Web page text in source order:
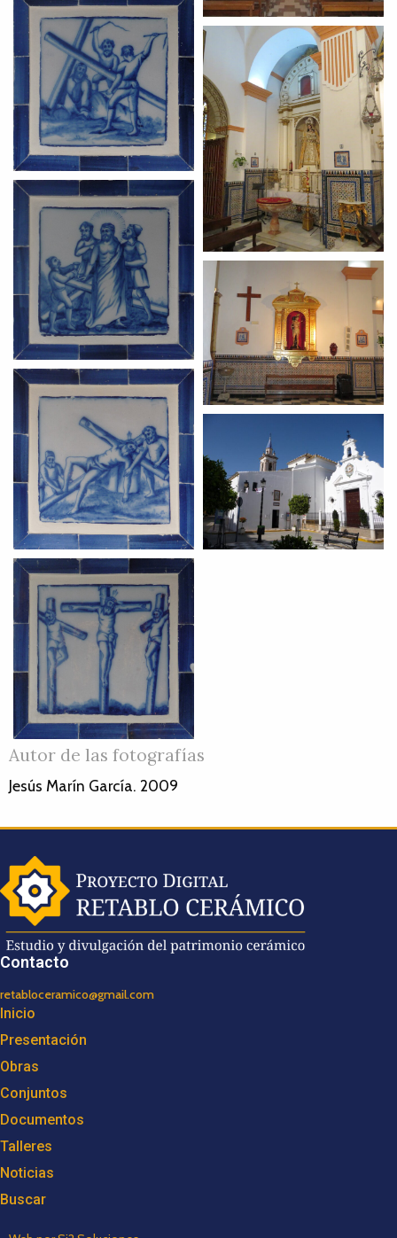
Autor de las fotografías
Jesús Marín García. 2009
Contacto
retabloceramico@gmail.com
Inicio
Presentación
Obras
Conjuntos
Documentos
Talleres
Noticias
Buscar